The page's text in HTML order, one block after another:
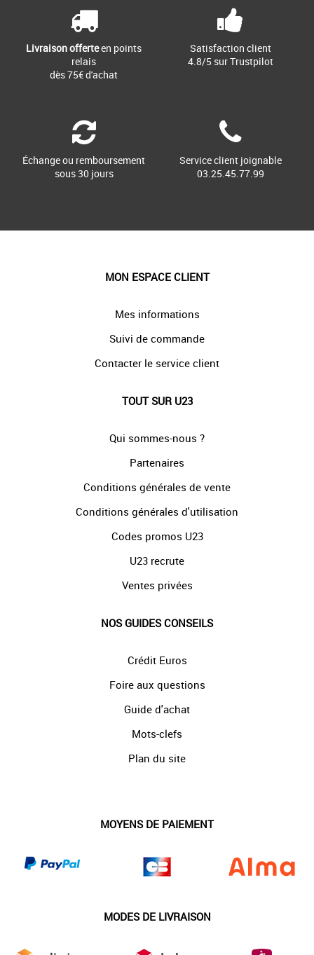
Livraison offerteen points
relais
dès 75€ d'achat
Satisfaction client
4.8/5 sur Trustpilot
Échange ou remboursement
sous 30 jours
Service client joignable
03.25.45.77.99
MON ESPACE CLIENT
Mes informations
Suivi de commande
Contacter le service client
TOUT SUR U23
Qui sommes-nous ?
Partenaires
Conditions générales de vente
Conditions générales d'utilisation
Codes promos U23
U23 recrute
Ventes privées
NOS GUIDES CONSEILS
Crédit Euros
Foire aux questions
Guide d'achat
Mots-clefs
Plan du site
MOYENS DE PAIEMENT
MODES DE LIVRAISON